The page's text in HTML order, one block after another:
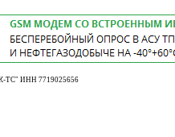
ТС" ИНН 7719025656